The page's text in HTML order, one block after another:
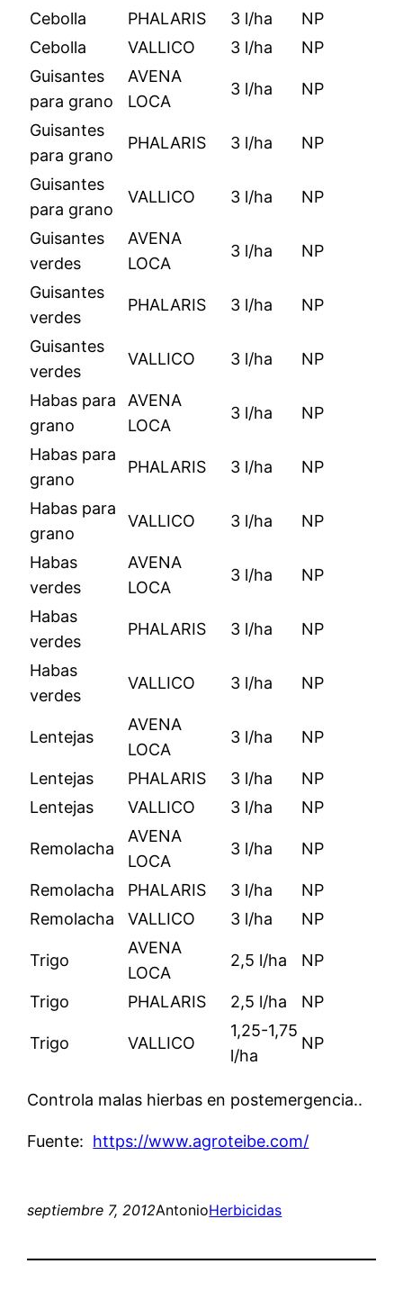
Cebolla PHALARIS 3 l/ha
NP
Cebolla
VALLICO 3 l/ha
NP
Guisantes
para grano
AVENA
LOCA
3 l/ha NP
Guisantes
para grano
PHALARIS 3 l/ha NP
Guisantes
para grano
VALLICO 3 l/ha NP
Guisantes
verdes
AVENA
LOCA
3 l/ha NP
Guisantes
verdes
PHALARIS 3 l/ha NP
Guisantes
verdes
VALLICO 3 l/ha NP
Habas para
grano
AVENA
LOCA
3 l/ha NP
Habas para
grano
PHALARIS 3 l/ha NP
Habas para
grano
VALLICO 3 l/ha NP
Habas
verdes
AVENA
LOCA
3 l/ha NP
Habas
verdes
PHALARIS 3 l/ha NP
Habas
verdes
VALLICO 3 l/ha NP
Lentejas
AVENA
LOCA
3 l/ha NP
Lentejas PHALARIS 3 l/ha
NP
Lentejas
VALLICO 3 l/ha NP
Remolacha
AVENA
LOCA
3 l/ha NP
Remolacha PHALARIS 3 l/ha
NP
Remolacha
VALLICO 3 l/ha NP
Trigo
AVENA
LOCA
2,5 l/ha NP
Trigo PHALARIS 2,5 l/ha NP
Trigo VALLICO
1,25-1,75
l/ha
NP
Controla malas hierbas en postemergencia..
Fuente: https://www.agroteibe.com/
septiembre 7, 2012AntonioHerbicidas